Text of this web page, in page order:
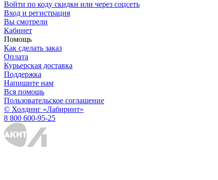
Войти по коду скидки или через соцсеть
Вход и регистрация
Вы смотрели
Кабинет
Помощь
Как сделать заказ
Оплата
Курьерская доставка
Поддержка
Напишите нам
Вся помощь
Пользовательское соглашение
© Холдинг «Лабиринт»
8 800 600-95-25